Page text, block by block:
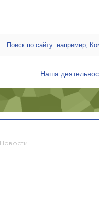
Наша
Новости